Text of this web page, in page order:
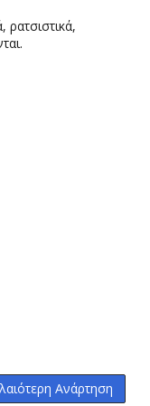
ρατσιστικά,
Ανάρτηση